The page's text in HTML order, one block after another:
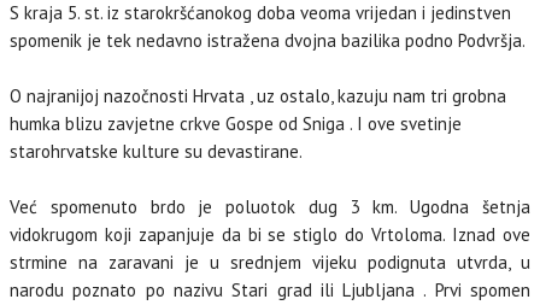
S kraja 5. st. iz starokršćanokog doba veoma vrijedan i jedinstven
spomenik je tek nedavno istražena dvojna bazilika podno Podvršja.
O najranijoj nazočnosti Hrvata , uz ostalo, kazuju nam tri grobna
humka blizu zavjetne crkve Gospe od Sniga . I ove svetinje
starohrvatske kulture su devastirane.
Već spomenuto brdo je poluotok dug 3 km. Ugodna šetnja
vidokrugom koji zapanjuje da bi se stiglo do Vrtoloma. Iznad ove
strmine na zaravani je u srednjem vijeku podignuta utvrda, u
narodu poznato po nazivu Stari grad ili Ljubljana . Prvi spomen